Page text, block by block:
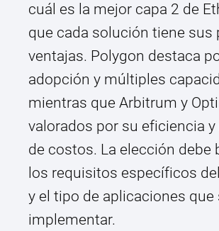
cuál es la mejor capa 2 de
que cada solución tiene sus
ventajas. Polygon destaca
adopción y múltiples
mientras que Arbitrum y
valorados por su eficiencia
de costos. La elección debe
los requisitos específicos
y el tipo de aplicaciones que
implementar.